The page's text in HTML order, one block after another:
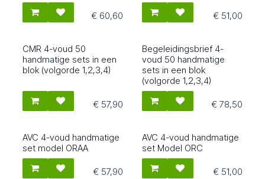
€ 60,60 € 51,00
3010B
CMR 4-voud 50
handmatige sets in een
blok (volgorde 1,2,3,4)
€ 57,90
5614B
Begeleidingsbrief 4-
voud 50 handmatige
sets in een blok
(volgorde 1,2,3,4)
€ 78,50
1033
AVC 4-voud handmatige
set model ORAA
€ 57,90
1037
AVC 4-voud handmatige
set Model ORC
€ 51,00